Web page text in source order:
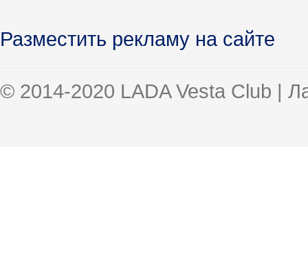
Разместить рекламу на сайте
© 2014-2020 LADA Vesta Club |